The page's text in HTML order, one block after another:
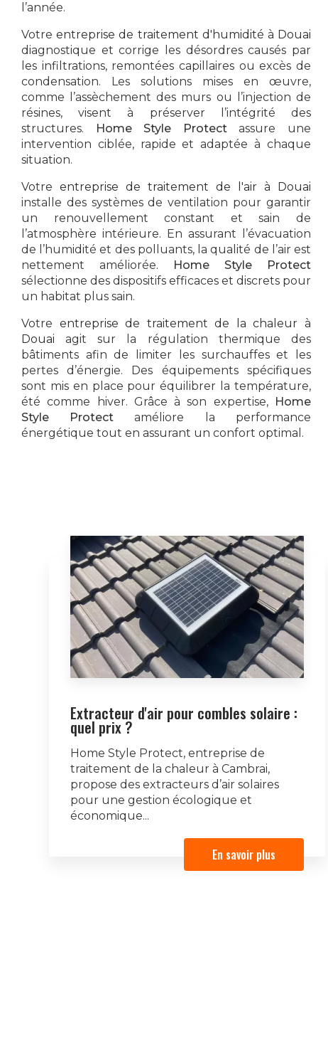
l’année.
Votreentreprise de traitement d'humidité à Douai
diagnostique et corrige les désordres causés par
les infiltrations, remontées capillaires ou excès de
condensation. Les solutions mises en œuvre,
comme l’assèchement des murs ou l’injection de
résines, visent à préserver l’intégrité des
structures.
Home Style Protectassure une
intervention ciblée, rapide et adaptée à chaque
situation.
Votre entreprise de traitement de l'air à Douai
installe des systèmes de ventilation pour garantir
un renouvellement constant et sain de
l’atmosphère intérieure. En assurant l’évacuation
de l’humidité et des polluants, la qualité de l’air est
nettement améliorée.
Home Style Protect
sélectionne des dispositifs efficaces et discrets pour
un habitat plus sain.
Votre entreprise de traitement de la chaleur à
Douai agit sur la régulation thermique des
bâtiments afin de limiter les surchauffes et les
pertes d’énergie. Des équipements spécifiques
sont mis en place pour équilibrer la température,
été comme hiver. Grâce à son expertise, Home
Style Protect améliore la performance
énergétique tout en assurant un confort optimal.
Extracteur d'air pour combles solaire :
quel prix ?
Home Style Protect, entreprise de
traitement de la chaleur à Cambrai,
propose des extracteurs d’air solaires
pour une gestion écologique et
économique...
En savoir plus